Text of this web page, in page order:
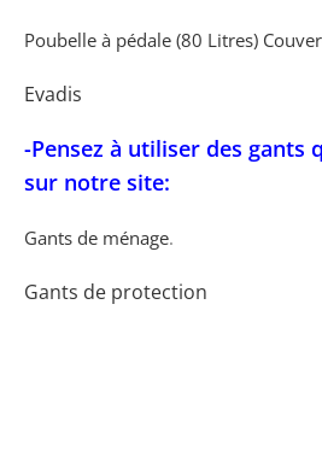
Poubelle à pédale (80 Litres)
Evadis
-Pensez à utiliser des gants
sur notre site:
Gants de ménage.
Gants de protection